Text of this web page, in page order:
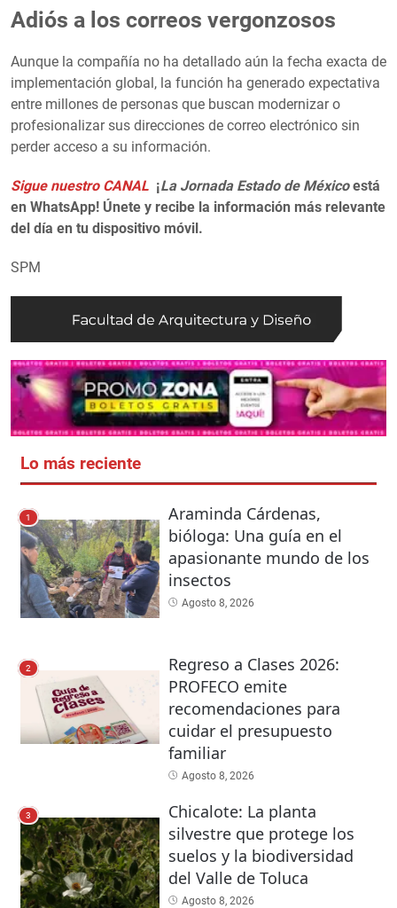
Adiós a los correos vergonzosos
Aunque la compañía no ha detallado aún la fecha exacta de
implementación global, la función ha generado expectativa
entre millones de personas que buscan modernizar o
profesionalizar sus direcciones de correo electrónico sin
perder acceso a su información.
Sigue nuestro CANAL ¡La Jornada Estado de Méxicoestá
en WhatsApp! Únete y recibe la información más relevante
del día en tu dispositivo móvil.
SPM
Lo más reciente
1
Araminda Cárdenas,
bióloga: Una guía en el
apasionante mundo de los
insectos
Agosto 8, 2026
2
Regreso a Clases 2026:
PROFECO emite
recomendaciones para
cuidar el presupuesto
familiar
Agosto 8, 2026
3
Chicalote: La planta
silvestre que protege los
suelos y la biodiversidad
del Valle de Toluca
Agosto 8, 2026